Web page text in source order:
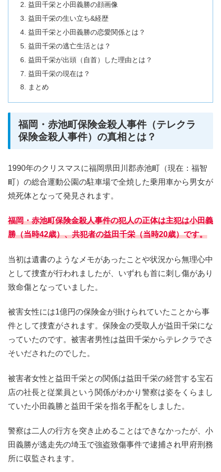
益田千栄と小田義勝の顔画像
益田千栄の生い立ち&経歴
益田千栄と小田義勝の恋愛関係とは？
益田千栄の逃亡生活とは？
益田千栄が出頭（自首）した理由とは？
益田千栄の現在は？
まとめ
福岡・赤池町保険金殺人事件（テレクラ
保険金殺人事件）の真相とは？
1990年のクリスマスに福岡県田川郡赤池町（現在：福智
町）の総合運動公園の駐車場で全焼した乗用車から男女が
焼死体となって発見されます。
福岡・赤池町保険金殺人事件の犯人の正体は主犯は小田義
勝（当時42歳）、共犯者の益田千栄（当時20歳）です。
当初は遺書のようなメモがあったことや状況から無理心中
として捜査が行われましたが、いずれも首に刺し傷があり
致命傷となっていました。
被害女性には1億円の保険金が掛けられていたことから事
件として捜査がされます。保険金の受取人が益田千栄にな
っていたのです。被害者男性は益田千栄からテレクラでさ
そいだされたのでした。
被害者女性と益田千栄との関係は益田千栄の経営する宝石
店の社長と従業員という関係がわかり警察は姿をくらまし
ていた小田義勝と益田千栄を指名手配をしました。
警察は二人の行方を突き止めることはできなかったが、小
田義勝が逃走先の埼玉で強盗致傷事件で逮捕され甲府刑務
所に収監されます。